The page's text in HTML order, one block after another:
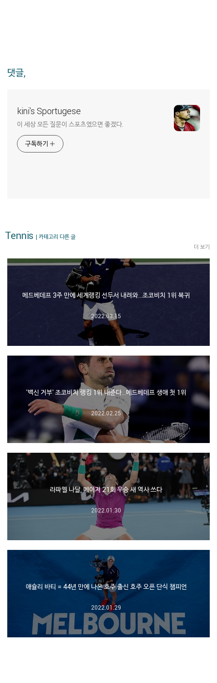
댓글,
kini's Sportugese
이 세상 모든 질문이 스포츠였으면 좋겠다.
구독하기
Tennis | 카테고리 다른 글
더 보기
메드베데프 3주 만에 세계랭킹 선두서 내려와…조코비치 1위 복귀
2022.03.15
'백신 거부' 조코비치 랭킹 1위 내준다…메드베데프 생애 첫 1위
2022.02.25
라파엘 나달, 메이저 21회 우승 새 역사 쓰다
2022.01.30
애슐리 바티 = 44년 만에 나온 호주 출신 호주 오픈 단식 챔피언
2022.01.29